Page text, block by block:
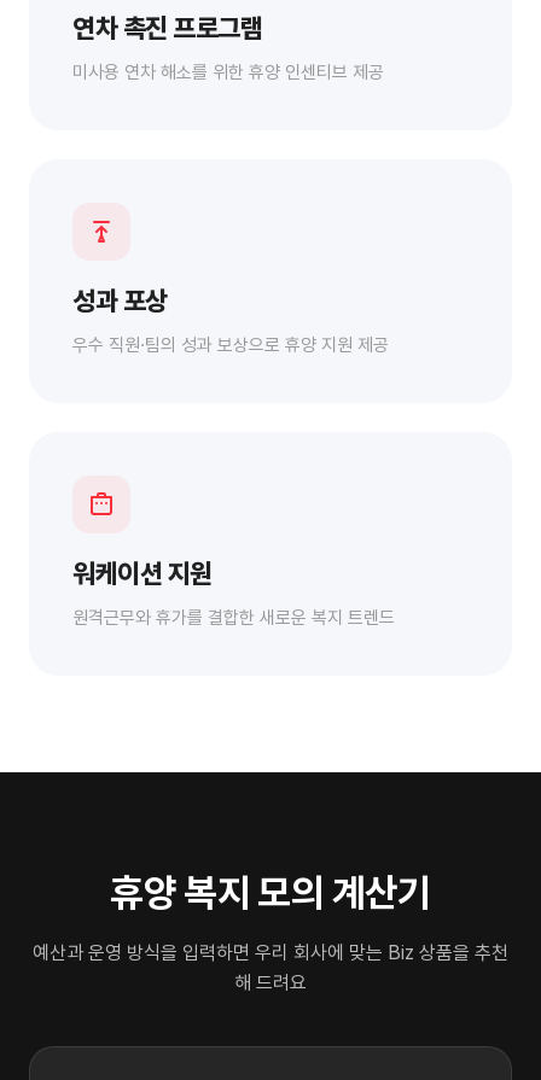
연차 촉진 프로그램
미사용 연차 해소를 위한 휴양 인센티브 제공
성과 포상
우수 직원·팀의 성과 보상으로 휴양 지원 제공
워케이션 지원
원격근무와 휴가를 결합한 새로운 복지 트렌드
휴양 복지 모의 계산기
예산과 운영 방식을 입력하면 우리 회사에 맞는 Biz 상품을 추천
해 드려요